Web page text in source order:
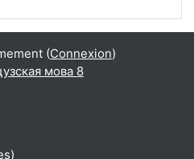
(Connexion)
мова 8